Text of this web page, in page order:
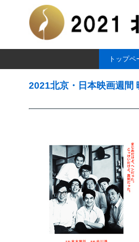
トップペ
2021北京・日本映画週間